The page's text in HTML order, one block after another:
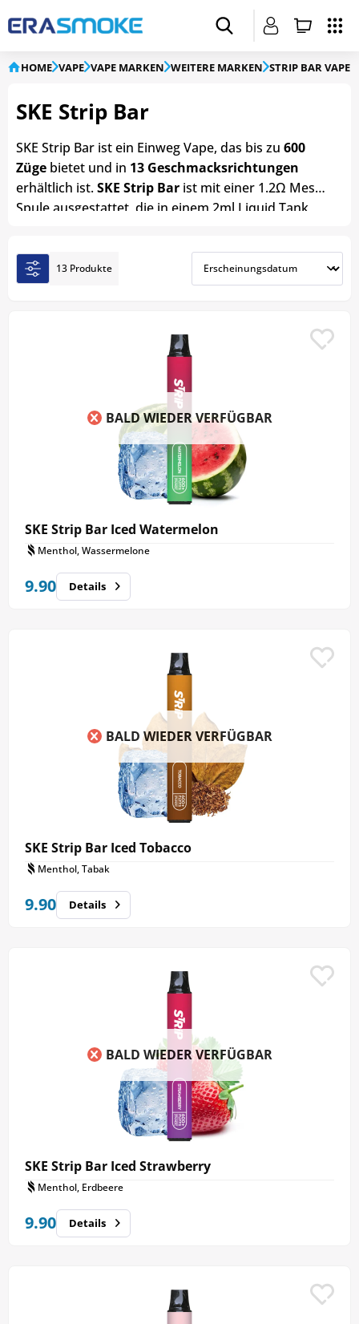
HOME VAPE VAPE MARKEN WEITERE MARKEN STRIP BAR VAPE
SKE Strip Bar
SKE Strip Bar ist ein Einweg Vape, das bis zu 600
Züge bietet und in 13 Geschmacksrichtungen
erhältlich ist.SKE Strip Bar ist mit einer 1.2Ω Mesh-
Spule ausgestattet, die in einem 2ml Liquid Tank
eine konstante Ausgangsspannung von 3.6V und
somit für ein geschmackvolles Dampferlebnis.
Ausserdem hat SKE Strip Bar ein cooles
finden Sie das komplette Sortiment an
13 Produkte
BALD WIEDER VERFÜGBAR
SKE Strip Bar Iced Watermelon
Menthol, Wassermelone
9.90 Details
BALD WIEDER VERFÜGBAR
SKE Strip Bar Iced Tobacco
Menthol, Tabak
9.90 Details
BALD WIEDER VERFÜGBAR
SKE Strip Bar Iced Strawberry
Menthol, Erdbeere
9.90 Details